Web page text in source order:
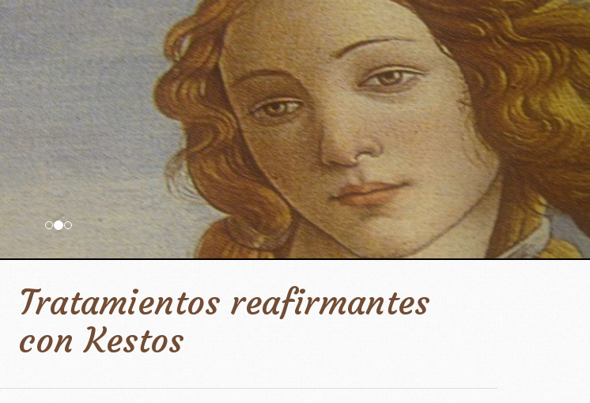
Tratamientos reafirmantes
con Kestos